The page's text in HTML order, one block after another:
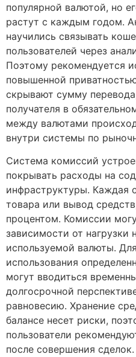
популярной валютой, но
растут с каждым годом.
научились связывать
пользователей через
Поэтому рекомендуется
повышенной
скрывают сумму
получателя в
между валютами
внутри системы по
Система комиссий
покрывать расходы на
инфраструктуры. Каждая
товара или вывод
процентом. Комиссии
зависимости от нагрузки
используемой валюты.
использования
могут вводиться
долгосрочной
равновесию. Хранение
балансе несет риски,
пользователи
после совершения